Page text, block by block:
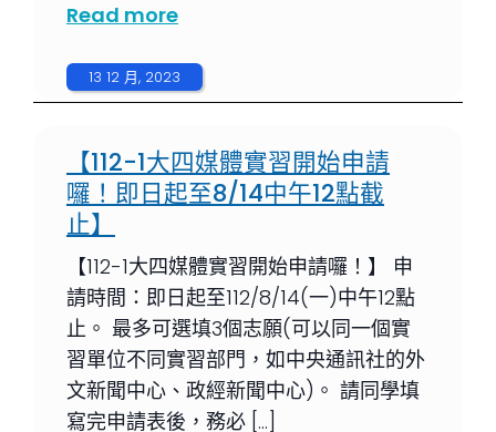
Read more
13 12 月, 2023
【112-1大四媒體實習開始申請
囉！即日起至8/14中午12點截
止】
【112-1大四媒體實習開始申請囉！】 申
請時間：即日起至112/8/14(一)中午12點
止。 最多可選填3個志願(可以同一個實
習單位不同實習部門，如中央通訊社的外
文新聞中心、政經新聞中心)。 請同學填
寫完申請表後，務必 […]